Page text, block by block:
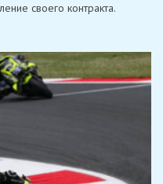
«Gresini»
своего контракта.